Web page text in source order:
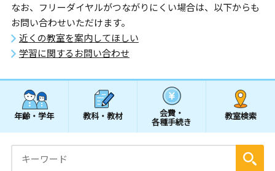
なお、フリーダイヤルがつながりにくい場合は、以下からも
お問い合わせいただけます。
近くの教室を案内してほしい
学習に関するお問い合わせ
年齢・学年 教科・教材 会費・
各種手続き
教室検索